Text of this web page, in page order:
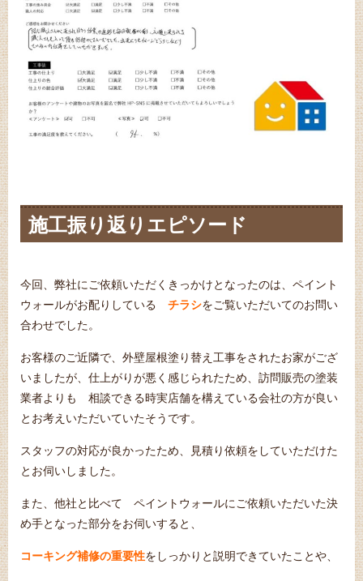
施工振り返りエピソード
今回、弊社にご依頼いただくきっかけとなったのは、ペイント
ウォールがお配りしている チラシをご覧いただいてのお問い
合わせでした。
お客様のご近隣で、外壁屋根塗り替え工事をされたお家がござ
いましたが、仕上がりが悪く感じられたため、訪問販売の塗装
業者よりも 相談できる時実店舗を構えている会社の方が良い
とお考えいただいていたそうです。
スタッフの対応が良かったため、見積り依頼をしていただけた
とお伺いしました。
また、他社と比べて ペイントウォールにご依頼いただいた決
め手となった部分をお伺いすると、
コーキング補修の重要性をしっかりと説明できていたことや、